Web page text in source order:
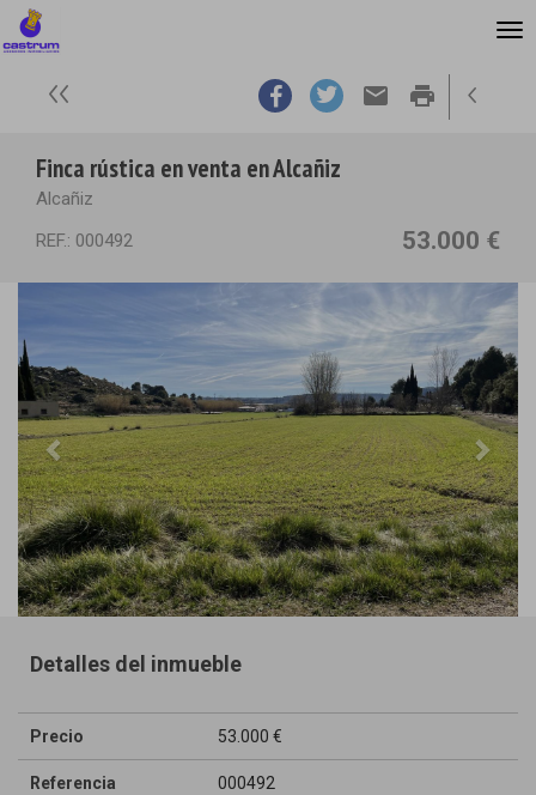
email print
Finca rústica en venta en Alcañiz
Alcañiz
REF.: 000492
53.000 €
Detalles del inmueble
Precio 53.000 €
Referencia 000492